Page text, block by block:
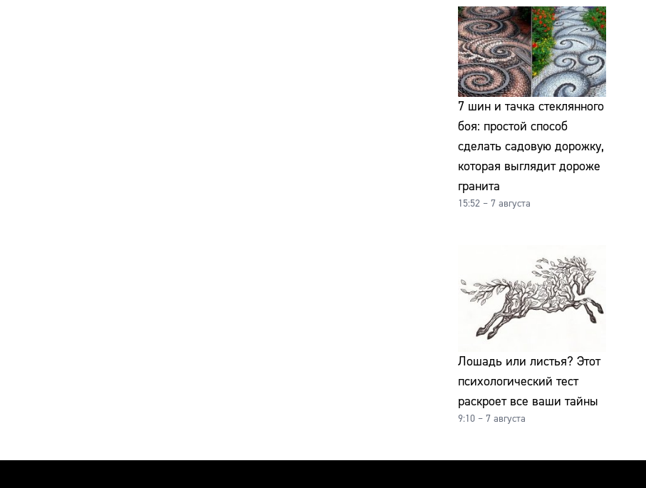
7 шин и тачка стеклянного
боя: простой способ
сделать садовую дорожку,
которая выглядит дороже
гранита
15:52 – 7 августа
Лошадь или листья? Этот
психологический тест
раскроет все ваши тайны
9:10 – 7 августа